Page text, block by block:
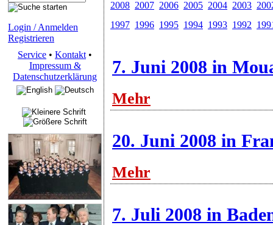
Login / Anmelden
Registrieren
Service • Kontakt •
Impressum &
Datenschutzerklärung
2008 2007 2006 2005 2004 2003
1997 1996 1995 1994 1993 1992
7. Juni 2008 in
Mehr
20. Juni 2008 in
Mehr
7. Juli 2008 in